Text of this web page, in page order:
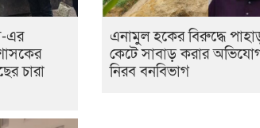
এর
চারা
এনামুল হকের বিরুদ্ধে
কেটে সাবাড় করার
নিরব বনবিভাগ